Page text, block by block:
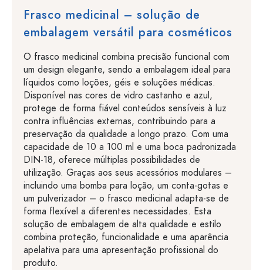
Frasco medicinal – solução de
embalagem versátil para cosméticos
O frasco medicinal combina precisão funcional com
um design elegante, sendo a embalagem ideal para
líquidos como loções, géis e soluções médicas.
Disponível nas cores de vidro castanho e azul,
protege de forma fiável conteúdos sensíveis à luz
contra influências externas, contribuindo para a
preservação da qualidade a longo prazo. Com uma
capacidade de 10 a 100 ml e uma boca padronizada
DIN-18, oferece múltiplas possibilidades de
utilização. Graças aos seus acessórios modulares –
incluindo uma bomba para loção, um conta-gotas e
um pulverizador – o frasco medicinal adapta-se de
forma flexível a diferentes necessidades. Esta
solução de embalagem de alta qualidade e estilo
combina proteção, funcionalidade e uma aparência
apelativa para uma apresentação profissional do
produto.